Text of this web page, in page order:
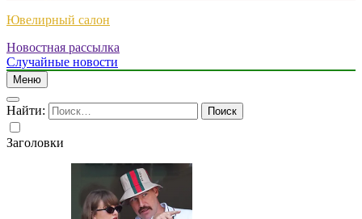
Ювелирный салон
Новостная рассылка
Случайные новости
Меню
Найти:
Заголовки